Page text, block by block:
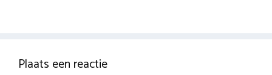
Plaats een reactie